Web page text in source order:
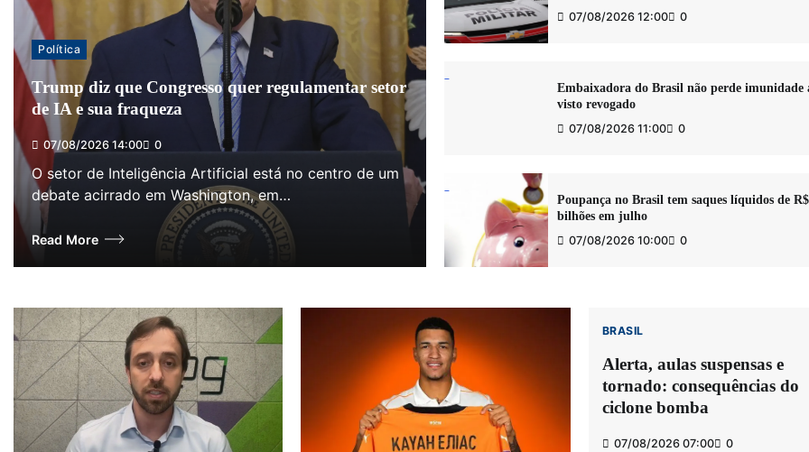
Política
Trump diz que Congresso quer regulamentar setor
de IA e sua fraqueza
07/08/2026 14:00 0
O setor de Inteligência Artificial está no centro de um
debate acirrado em Washington, em…
Read More
07/08/2026 12:00 0
Embaixadora do Brasil não perde imunidade
visto revogado
07/08/2026 11:00 0
Poupança no Brasil tem saques líquidos de
bilhões em julho
07/08/2026 10:00 0
BRASIL
Alerta, aulas suspensas e
tornado: consequências do
ciclone bomba
07/08/2026 07:00 0